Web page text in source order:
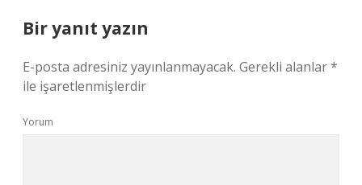
Bir yanıt yazın
E-posta adresiniz yayınlanmayacak. Gerekli alanlar*
ile işaretlenmişlerdir
Yorum